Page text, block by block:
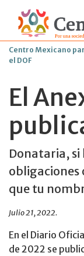
Centro Mexicano
el DOF
El
Donataria, si
que tu
Julio 21, 2022.
En el Diario
de 2022 se